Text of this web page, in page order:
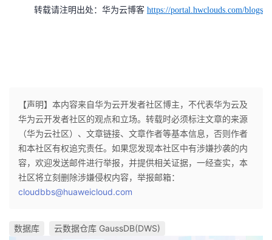
程
认
证
的
实
验
我
的
收
藏
持
建
议
转载请注明出处：华为云博客 https://portal.hwclouds.com/blogs
【声明】本内容来自华为云开发者社区博主，不代表华为云及
华为云开发者社区的观点和立场。转载时必须标注文章的来源
（华为云社区）、文章链接、文章作者等基本信息，否则作者
和本社区有权追究责任。如果您发现本社区中有涉嫌抄袭的内
容，欢迎发送邮件进行举报，并提供相关证据，一经查实，本
社区将立刻删除涉嫌侵权内容，举报邮箱：
cloudbbs@huaweicloud.com
数据库 云数据仓库 GaussDB(DWS)